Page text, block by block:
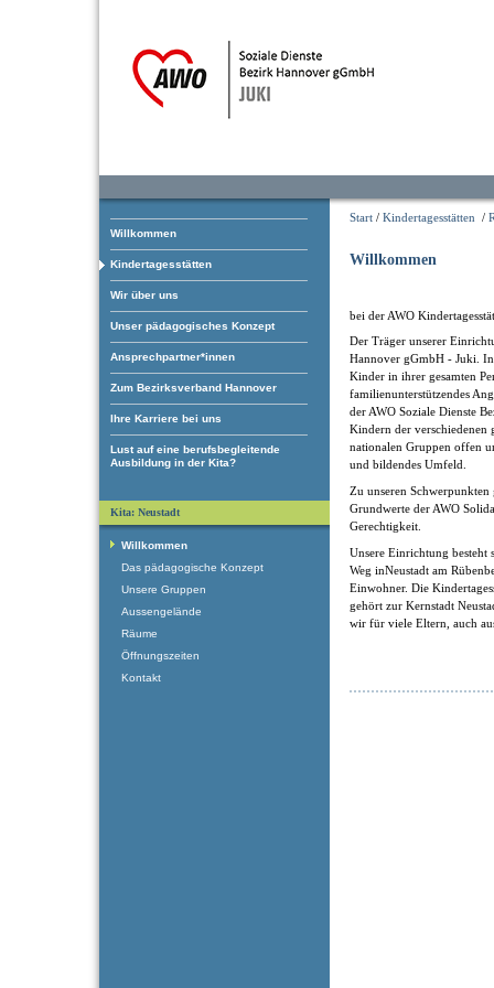
Willkommen
Kindertagesstätten
Wir über uns
Unser pädagogisches Konzept
Ansprechpartner*innen
Zum Bezirksverband Hannover
Ihre Karriere bei uns
Lust auf eine berufsbegleitende
Ausbildung in der Kita?
Start / Kindertagesstätten /
Willkommen
bei der AWO
Der Träger unserer
Hannover gGmbH - Juki.
Kinder in ihrer gesamten
familienunterstützendes
der AWO Soziale Dienste
Kindern der verschiedenen
nationalen Gruppen offen
und bildendes Umfeld.
Zu unseren
Grundwerte der AWO
Gerechtigkeit.
Unsere Einrichtung
Weg inNeustadt am
Einwohner. Die
gehört zur Kernstadt
wir für viele Eltern, auch
Kita: Neustadt
Willkommen
Das pädagogische Konzept
Unsere Gruppen
Aussengelände
Räume
Öffnungszeiten
Kontakt